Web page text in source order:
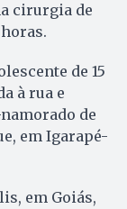
cirurgia de
de 15
à rua e
de
em Igarapé-
em Goiás,